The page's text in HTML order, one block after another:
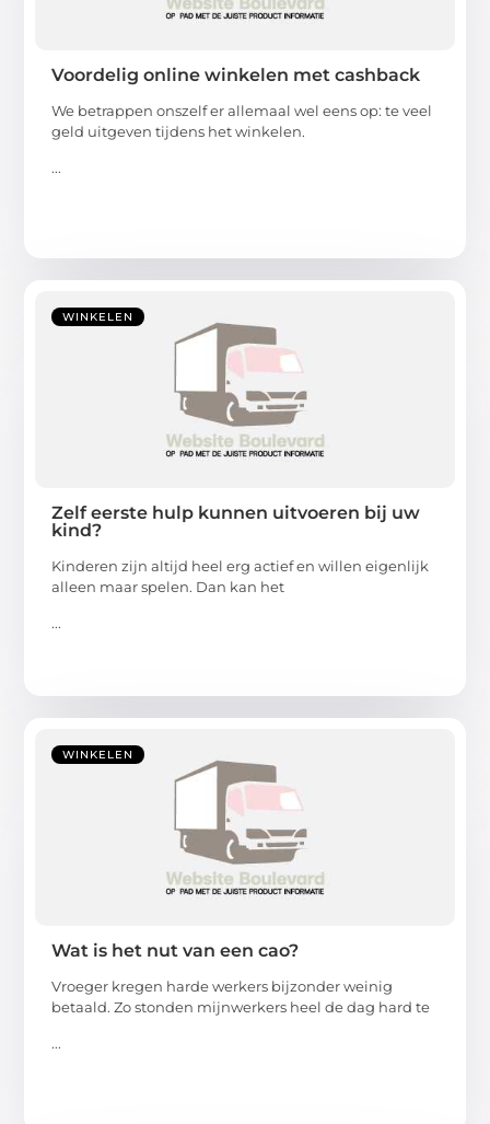
Voordelig online winkelen met cashback
We betrappen onszelf er allemaal wel eens op: te veel
geld uitgeven tijdens het winkelen.
...
WINKELEN
Zelf eerste hulp kunnen uitvoeren bij uw
kind?
Kinderen zijn altijd heel erg actief en willen eigenlijk
alleen maar spelen. Dan kan het
...
WINKELEN
Wat is het nut van een cao?
Vroeger kregen harde werkers bijzonder weinig
betaald. Zo stonden mijnwerkers heel de dag hard te
...